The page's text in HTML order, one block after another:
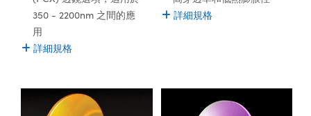
| 超快光學
Sputtering) Coated Optics |
鍍）鍍膜光學元件
Elements (DOE) | 繞射光
Lenses | 變焦鏡頭模組
| 顯微鏡標靶
and Optomechanics |
Development Systems
Optical Company
Ultraviolet (UV) to the Infrared (IR), including UV-AR, UV-
VIS, MgF , VIS 0°, VIS-NIR, NIR I, NIR II, or Telecom-NIR.
Additional coatings designed specifically for laser
wavelengths, such as 266nm, 355nm, 532nm, or 1064nm
applications.
350 - 2200nm 之間的應
用
詳細規格
詳細規格